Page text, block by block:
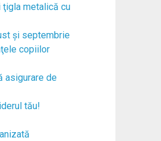
ţigla metalică cu
şi septembrie
copiilor
asigurare de
tău!